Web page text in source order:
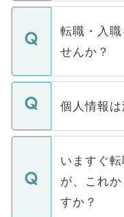
ます。通常
いただきま
マイナビ
うち約3割
けない「非
下記の理由
ません。
■応募殺到
関を公にし
に、医療機
みを人材紹
ています。
転職・入
せんか？
転職・入職
ん。また、
定を承諾す
の辞退の連
個人情報
個人情報が
で、ご安心
などで収集
ご本人のキ
支援を目的
いますぐ
が、これ
すか？